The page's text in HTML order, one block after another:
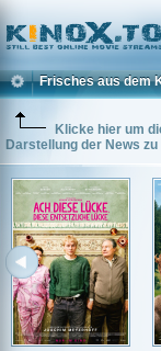
Home
Frisches aus dem
Klicke hier um
Darstellung der News